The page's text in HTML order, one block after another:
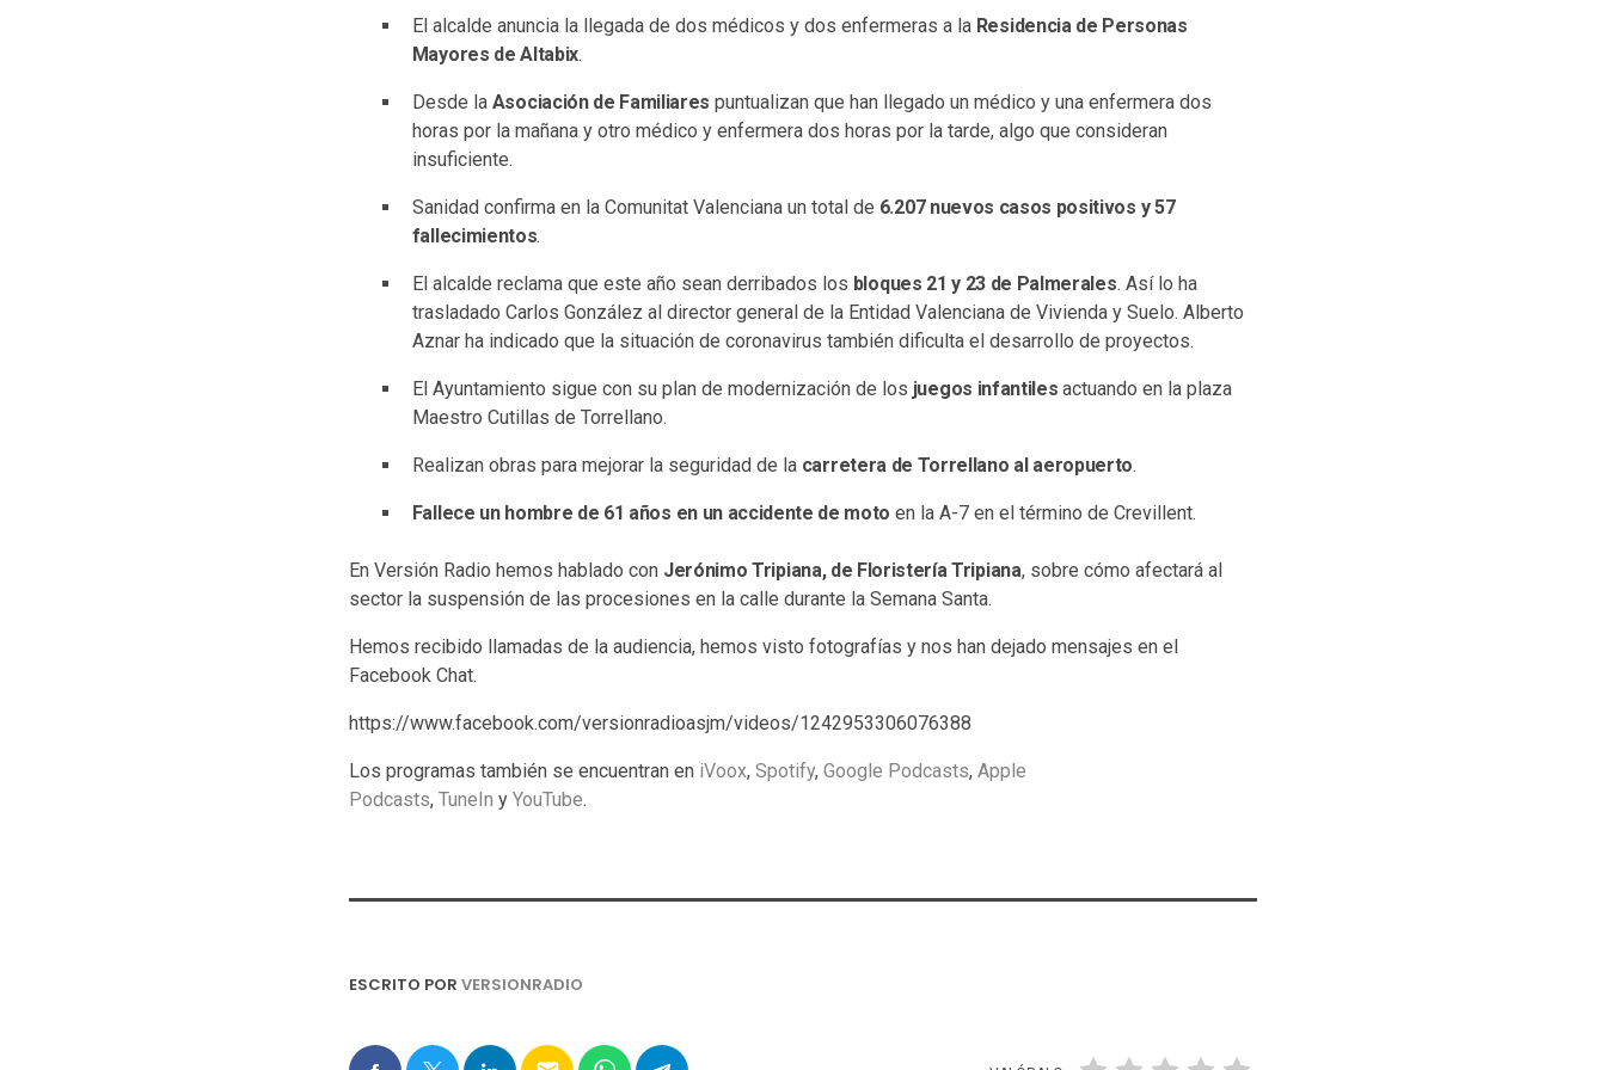
El alcalde anuncia la llegada de dos médicos y dos enfermeras a la Residencia de Personas
Mayores de Altabix.
Desde la Asociación de Familiares puntualizan que han llegado un médico y una enfermera dos
horas por la mañana y otro médico y enfermera dos horas por la tarde, algo que consideran
insuficiente.
Sanidad confirma en la Comunitat Valenciana un total de 6.207 nuevos casos positivos y 57
fallecimientos.
El alcalde reclama que este año sean derribados los bloques 21 y 23 de Palmerales. Así lo ha
trasladado Carlos González al director general de la Entidad Valenciana de Vivienda y Suelo. Alberto
Aznar ha indicado que la situación de coronavirus también dificulta el desarrollo de proyectos.
El Ayuntamiento sigue con su plan de modernización de los juegos infantiles actuando en la plaza
Maestro Cutillas de Torrellano.
Realizan obras para mejorar la seguridad de la carretera de Torrellano al aeropuerto.
Fallece un hombre de 61 años en un accidente de moto en la A-7 en el término de Crevillent.
En Versión Radio hemos hablado con Jerónimo Tripiana, de Floristería Tripiana, sobre cómo afectará al
sector la suspensión de las procesiones en la calle durante la Semana Santa.
Hemos recibido llamadas de la audiencia, hemos visto fotografías y nos han dejado mensajes en el
Facebook Chat.
https://www.facebook.com/versionradioasjm/videos/1242953306076388
Los programas también se encuentran en iVoox, Spotify, Google Podcasts, Apple
Podcasts, TuneIn y YouTube.
ESCRITO POR VERSIONRADIO